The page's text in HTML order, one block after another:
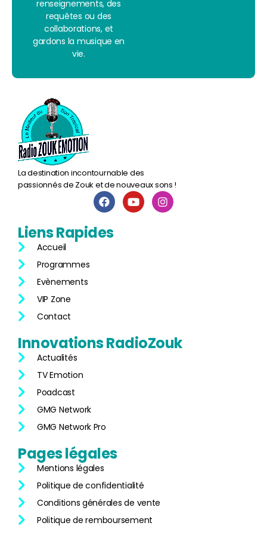
renseignements, des
requêtes ou des
collaborations, et
gardons la musique en
vie.
La destination incontournable des
passionnés de Zouk et de nouveaux sons !
LiensRapides
Accueil
Programmes
Evènements
VIP Zone
Contact
InnovationsRadioZouk
Actualités
TV Emotion
Poadcast
GMG Network
GMG Network Pro
Pageslégales
Mentions légales
Politique de confidentialité
Conditions générales de vente
Politique de remboursement